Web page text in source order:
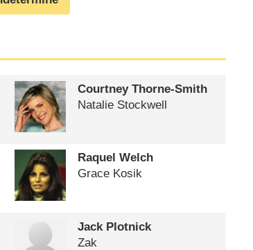
Courtney Thorne-Smith
Natalie Stockwell
Raquel Welch
Grace Kosik
Jack Plotnick
Zak